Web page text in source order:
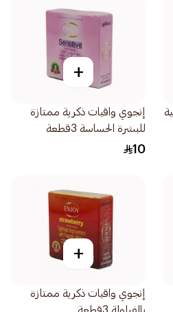
+
إنجوي واقيات ذكرية ممتازة
للبشرة الحساسة 3قطعة
10
+
إنجوي واقيات ذكرية ممتازة